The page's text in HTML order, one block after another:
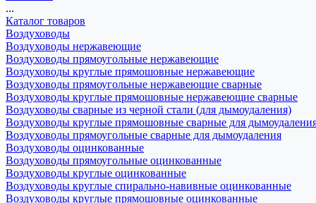
...
Каталог товаров
Воздуховоды
Воздуховоды нержавеющие
Воздуховоды прямоугольные нержавеющие
Воздуховоды круглые прямошовные нержавеющие
Воздуховоды прямоугольные нержавеющие сварные
Воздуховоды круглые прямошовные нержавеющие сварные
Воздуховоды сварные из черной стали (для дымоудаления)
Воздуховоды круглые прямошовные сварные для
Воздуховоды прямоугольные сварные для дымоудаления
Воздуховоды оцинкованные
Воздуховоды прямоугольные оцинкованные
Воздуховоды круглые оцинкованные
Воздуховоды круглые спирально-навивные оцинкованные
Воздуховоды круглые прямошовные оцинкованные